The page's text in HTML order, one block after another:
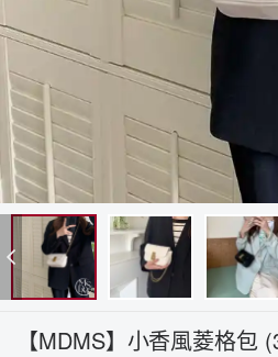
【MDMS】小香風菱格包